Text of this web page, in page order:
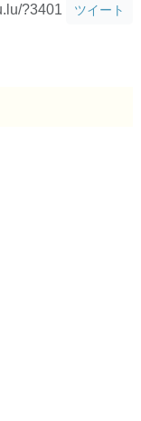
?3401 ツイート